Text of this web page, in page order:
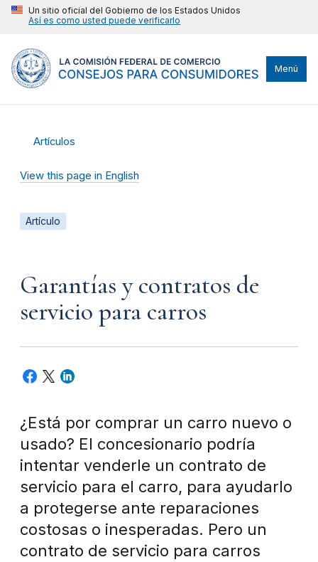
Un sitio oficial del Gobierno de los Estados Unidos
Así es como usted puede verificarlo
Menú
Artículos
View this page in English
Artículo
Garantías y contratos de
servicio para carros
¿Está por comprar un carro nuevo o
usado? El concesionario podría
intentar venderle un contrato de
servicio para el carro, para ayudarlo
a protegerse ante reparaciones
costosas o inesperadas. Pero un
contrato de servicio para carros